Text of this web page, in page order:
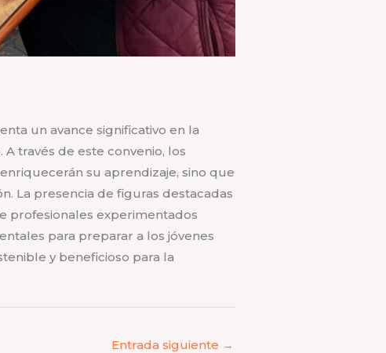
un avance significativo en la
través de este convenio, los
su aprendizaje, sino que
La presencia de figuras destacadas
profesionales experimentados
para preparar a los jóvenes
y beneficioso para la
Entrada siguiente →